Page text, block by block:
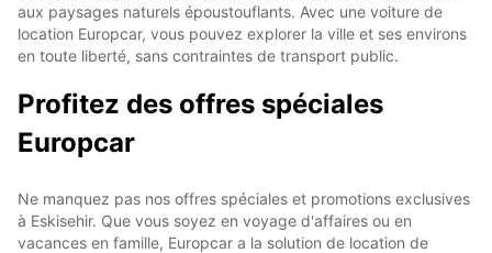
aux paysages naturels époustouflants. Avec une voiture de
location Europcar, vous pouvez explorer la ville et ses environs
en toute liberté, sans contraintes de transport public.
Profitez des offres spéciales
Europcar
Ne manquez pas nos offres spéciales et promotions exclusives
à Eskisehir. Que vous soyez en voyage d'affaires ou en
vacances en famille, Europcar a la solution de location de